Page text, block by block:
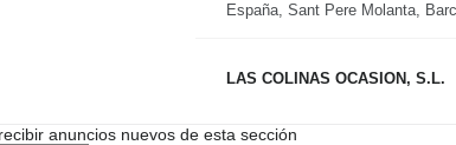
España, Sant Pere Molanta,
LAS COLINAS OCASION, S.L.
anuncios nuevos de esta sección